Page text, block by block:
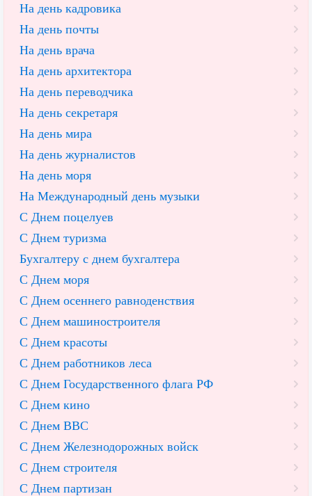
На день кадровика
На день почты
На день врача
На день архитектора
На день переводчика
На день секретаря
На день мира
На день журналистов
На день моря
На Международный день музыки
С Днем поцелуев
С Днем туризма
Бухгалтеру с днем бухгалтера
С Днем моря
С Днем осеннего равноденствия
С Днем машиностроителя
С Днем красоты
С Днем работников леса
С Днем Государственного флага РФ
С Днем кино
С Днем ВВС
С Днем Железнодорожных войск
С Днем строителя
С Днем партизан